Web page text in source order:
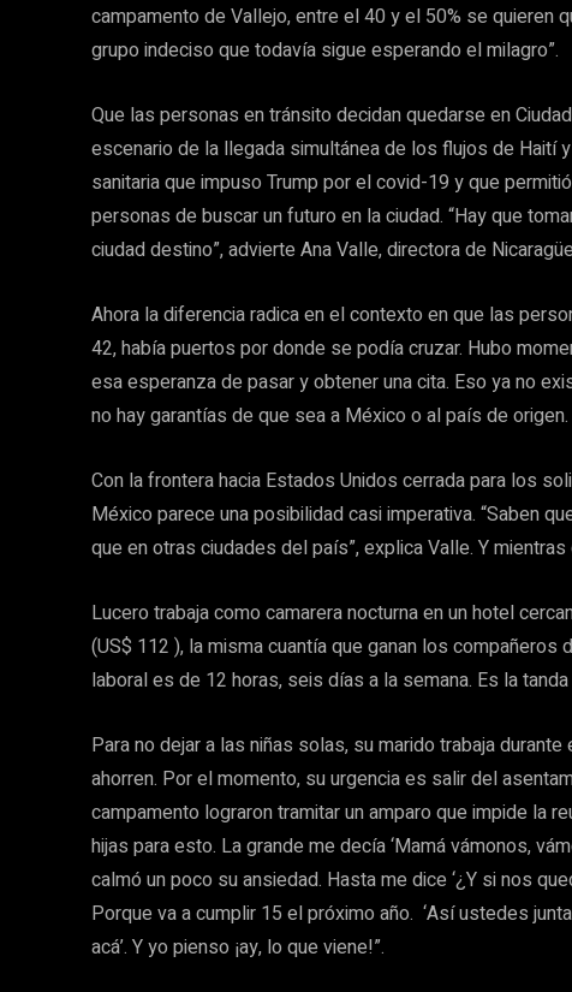
campamento de Vallejo, entre el 40 y el 50% se quieren
grupo indeciso que todavía sigue esperando el milagro”.
Que las personas en tránsito decidan quedarse en
escenario de la llegada simultánea de los flujos de Haití
sanitaria que impuso Trump por el covid-19 y que
personas de buscar un futuro en la ciudad. “Hay que
ciudad destino”, advierte Ana Valle, directora de
Ahora la diferencia radica en el contexto en que las
42, había puertos por donde se podía cruzar. Hubo
esa esperanza de pasar y obtener una cita. Eso ya no
no hay garantías de que sea a México o al país de
Con la frontera hacia Estados Unidos cerrada para los
México parece una posibilidad casi imperativa. “Saben
que en otras ciudades del país”, explica Valle. Y
Lucero trabaja como camarera nocturna en un hotel
(US$ 112 ), la misma cuantía que ganan los
laboral es de 12 horas, seis días a la semana. Es la
Para no dejar a las niñas solas, su marido trabaja
ahorren. Por el momento, su urgencia es salir del
campamento lograron tramitar un amparo que impide la
hijas para esto. La grande me decía ‘Mamá vámonos,
calmó un poco su ansiedad. Hasta me dice ‘¿Y si nos
Porque va a cumplir 15 el próximo año. ‘Así ustedes
acá’. Y yo pienso ¡ay, lo que viene!”.